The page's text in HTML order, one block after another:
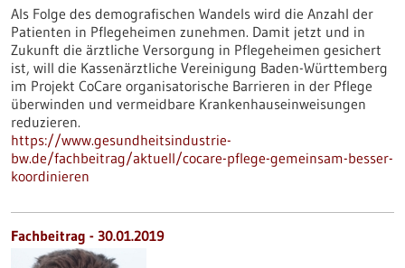
Als Folge des demografischen Wandels wird die Anzahl der
Patienten in Pflegeheimen zunehmen. Damit jetzt und in
Zukunft die ärztliche Versorgung in Pflegeheimen gesichert
ist, will die Kassenärztliche Vereinigung Baden-Württemberg
im Projekt CoCare organisatorische Barrieren in der Pflege
überwinden und vermeidbare Krankenhauseinweisungen
reduzieren.
https://www.gesundheitsindustrie-
bw.de/fachbeitrag/aktuell/cocare-pflege-gemeinsam-besser-
koordinieren
Fachbeitrag - 30.01.2019